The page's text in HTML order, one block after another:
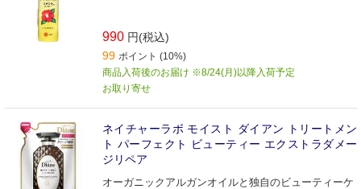
990 円(税込)
99 ポイント (10%)
商品入荷後のお届け ※8/24(月)以降入荷予定
お取り寄せ
ネイチャーラボ モイスト ダイアン トリートメン
ト パーフェクト ビューティー エクストラダメー
ジリペア
オーガニックアルガンオイルと独自のビューティーケ